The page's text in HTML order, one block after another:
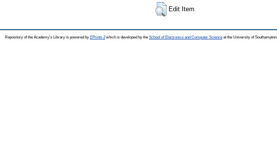
Edit Item
Repository of the Academy's Library is powered by EPrints 3which is developed by the School of Electronics and Computer Science at the University of Southampton.